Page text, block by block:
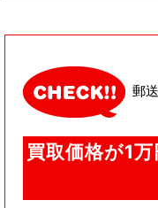
郵
買取価格が1